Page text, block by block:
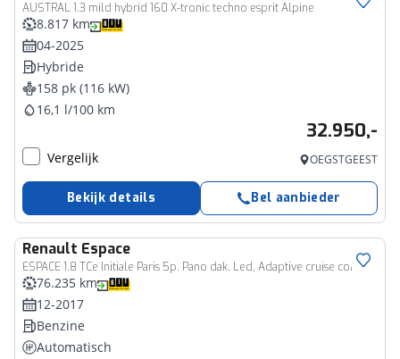
AUSTRAL 1.3 mild hybrid 160 X-tronic techno esprit Alpine
8.817 km
04-2025
Hybride
158 pk (116 kW)
16,1 l/100 km
32.950,-
Vergelijk OEGSTGEEST
Bekijk details Bel aanbieder
Renault Espace
ESPACE 1.8 TCe Initiale Paris 5p. Pano dak, Led, Adaptive cruise control, Stoel verwarming, Electrisch bedienbare trekhaak
76.235 km
12-2017
Benzine
Automatisch